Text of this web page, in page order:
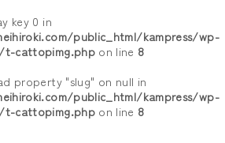
key 0 in
public_html/kampress/wp-
t-cattopimg.phpon line 8
property "slug" on null in
public_html/kampress/wp-
t-cattopimg.phpon line 8